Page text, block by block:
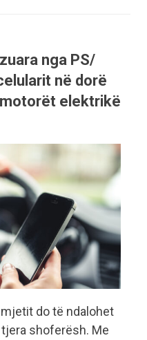
nga PS/
në dorë
elektrikë
do të ndalohet
shoferësh. Me